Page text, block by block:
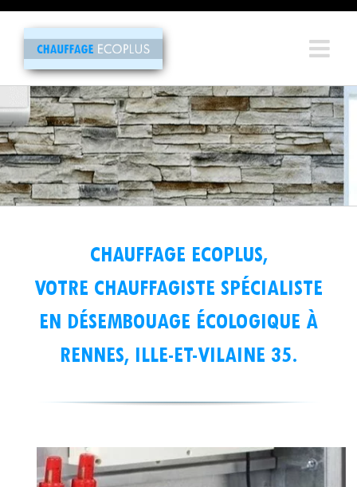
contenu
CHAUFFAGE ECOPLUS,
VOTRE CHAUFFAGISTE SPÉCIALISTE
EN DÉSEMBOUAGE ÉCOLOGIQUE À
RENNES, ILLE-ET-VILAINE 35.